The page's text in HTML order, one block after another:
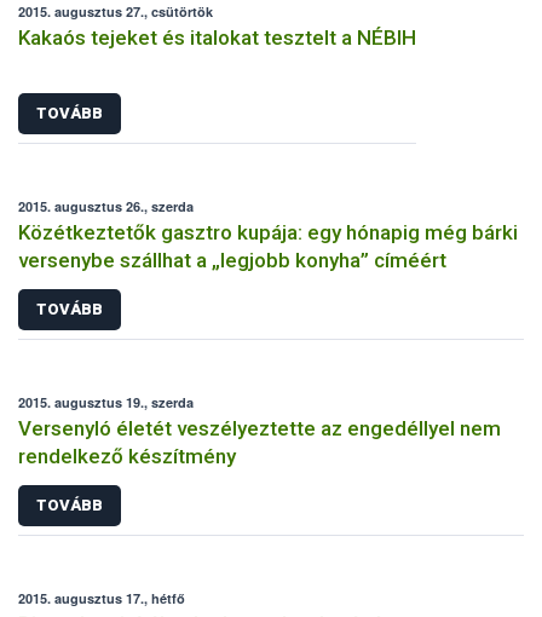
2015. augusztus 27., csütörtök
Kakaós tejeket és italokat tesztelt a NÉBIH
TOVÁBB
2015. augusztus 26., szerda
Közétkeztetők gasztro kupája: egy hónapig még bárki
versenybe szállhat a „legjobb konyha” címéért
TOVÁBB
2015. augusztus 19., szerda
Versenyló életét veszélyeztette az engedéllyel nem
rendelkező készítmény
TOVÁBB
2015. augusztus 17., hétfő